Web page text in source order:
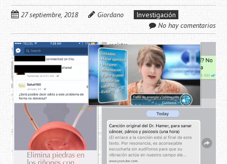
27 septiembre, 2018 Giordano
Investigación
No hay comentarios